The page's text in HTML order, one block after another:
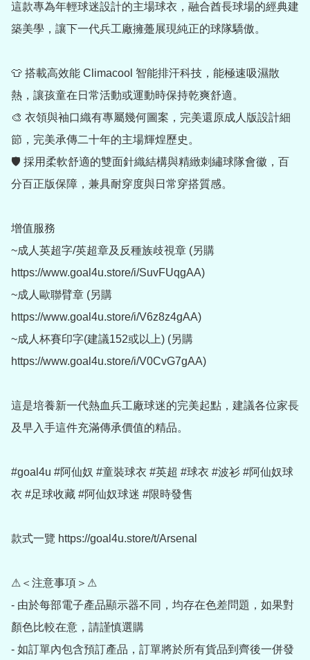
這款專為年輕球迷設計的主場球衣，融合酋長球場的經典建
築美學，讓下一代兵工廠擁躉展現純正的球隊驕傲。
👕 搭載高效能 Climacool 智能排汗科技，能極速吸濕散
熱，讓孩童在日常活動或運動時保持乾爽舒適。
🎨 衣領與袖口織有專屬幾何圖案，完美還原成人版設計細
節，完美承傳二十年的主場輝煌歷史。
🛡 採用柔軟舒適的雙面針織結構與精緻刺繡球隊會徽，百
分百正版保障，兼具耐穿度與日常穿搭質感。
增值服務
~成人英超字/英超章及反種族歧視章 (另購
https://www.goal4u.store/i/SuvFUqgAA)
~成人歐聯臂章 (另購
https://www.goal4u.store/i/V6z8z4gAA)
~成人杯賽印字(建議152或以上) (另購
https://www.goal4u.store/i/V0CvG7gAA)
這是培養新一代熱血兵工廠球迷的完美起點，建議各位家長
及早入手這件充滿傳承價值的精品。
#goal4u #阿仙奴 #童裝球衣 #英超 #球衣 #波衫 #阿仙奴球
衣 #足球收藏 #阿仙奴球迷 #限時發售
款式一覽 https://goal4u.store/t/Arsenal
⚠＜注意事項＞⚠
- 由於每部電子產品顯示器不同，均存在色差問題，如果對
顏色比較在意，請謹慎選購
- 如訂單內包含預訂產品，訂單將於所有貨品到齊後一併發